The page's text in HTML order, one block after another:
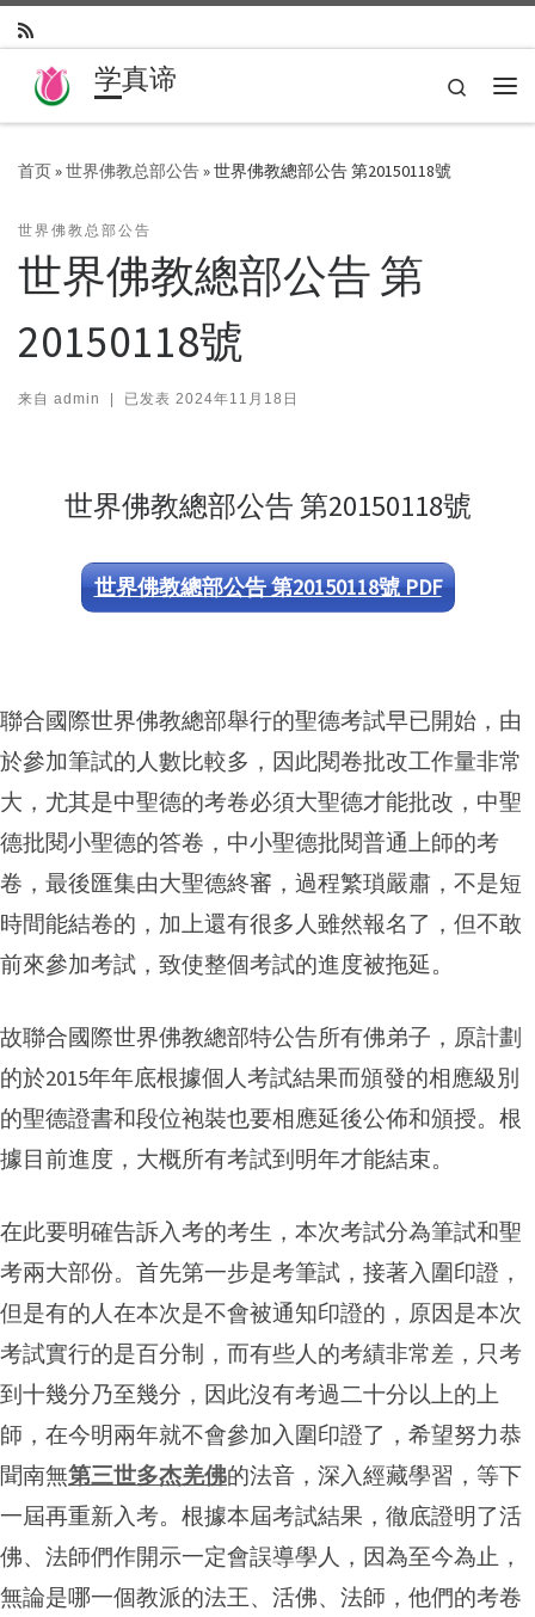
Skip to content
学真谛
Search
首页»世界佛教总部公告»世界佛教總部公告 第20150118號
世界佛教总部公告
世界佛教總部公告 第
20150118號
来自 admin | 已发表 2024年11月18日
世界佛教總部公告 第20150118號
世界佛教總部公告 第20150118號 PDF
聯合國際世界佛教總部舉行的聖德考試早已開始，由
於參加筆試的人數比較多，因此閱卷批改工作量非常
大，尤其是中聖德的考卷必須大聖德才能批改，中聖
德批閱小聖德的答卷，中小聖德批閱普通上師的考
卷，最後匯集由大聖德終審，過程繁瑣嚴肅，不是短
時間能結卷的，加上還有很多人雖然報名了，但不敢
前來參加考試，致使整個考試的進度被拖延。
故聯合國際世界佛教總部特公告所有佛弟子，原計劃
的於2015年年底根據個人考試結果而頒發的相應級別
的聖德證書和段位袍裝也要相應延後公佈和頒授。根
據目前進度，大概所有考試到明年才能結束。
在此要明確告訴入考的考生，本次考試分為筆試和聖
考兩大部份。首先第一步是考筆試，接著入圍印證，
但是有的人在本次是不會被通知印證的，原因是本次
考試實行的是百分制，而有些人的考績非常差，只考
到十幾分乃至幾分，因此沒有考過二十分以上的上
師，在今明兩年就不會參加入圍印證了，希望努力恭
聞南無第三世多杰羌佛的法音，深入經藏學習，等下
一屆再重新入考。根據本屆考試結果，徹底證明了活
佛、法師們作開示一定會誤導學人，因為至今為止，
無論是哪一個教派的法王、活佛、法師，他們的考卷